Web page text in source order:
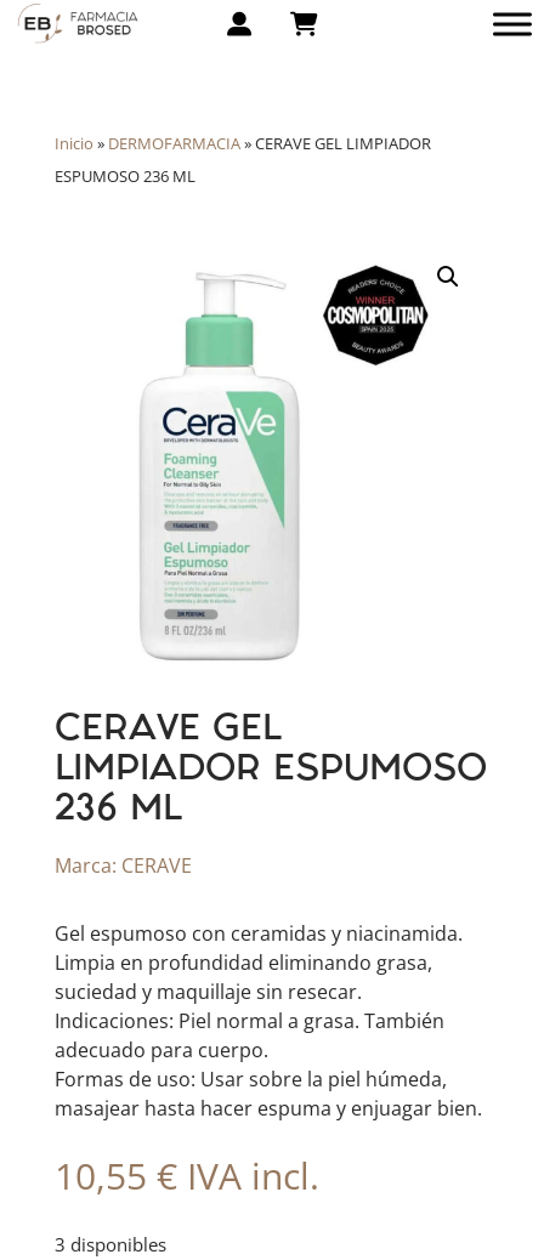
Inicio » DERMOFARMACIA»CERAVE GEL LIMPIADOR
ESPUMOSO 236 ML
CERAVE GEL
LIMPIADOR ESPUMOSO
236 ML
Marca: CERAVE
Gel espumoso con ceramidas y niacinamida.
Limpia en profundidad eliminando grasa,
suciedad y maquillaje sin resecar.
Indicaciones: Piel normal a grasa. También
adecuado para cuerpo.
Formas de uso: Usar sobre la piel húmeda,
masajear hasta hacer espuma y enjuagar bien.
10,55 € IVA incl.
3 disponibles